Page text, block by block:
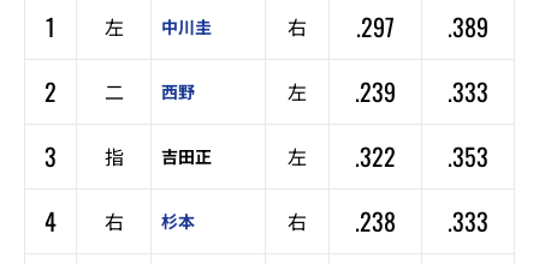
1 左 中川圭 右 .297
.389
2
二 西野 左 .239
.333
3
指 吉田正 左 .322
.353
4
右 杉本 右 .238
.333